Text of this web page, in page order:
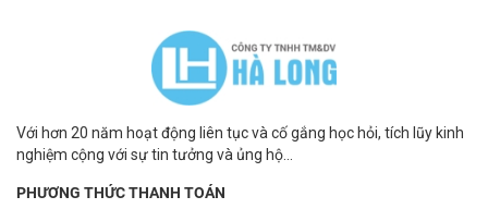
Với hơn 20 năm hoạt động liên tục và cố gắng học hỏi, tích lũy kinh
nghiệm cộng với sự tin tưởng và ủng hộ...
PHƯƠNG THỨC THANH TOÁN